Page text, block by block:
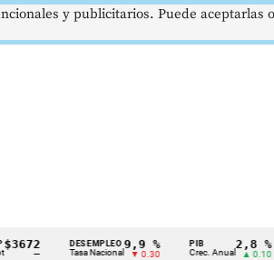
DESEMPLEO
Tasa Nacional
9,9 %
▼ 0.30
PIB
Crec. Anual
2,8 %
▲ 0.10
y publicitarios. Puede aceptarlas